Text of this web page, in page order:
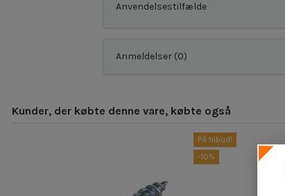
Anvendelsestilfælde
Anmeldelser (0)
Kunder, der købte denne vare, købte også
På tilbud!
-10%